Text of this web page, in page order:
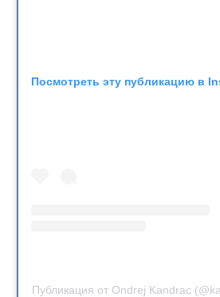
Посмотреть эту публикацию в
Публикация от Ondrej Kandrac